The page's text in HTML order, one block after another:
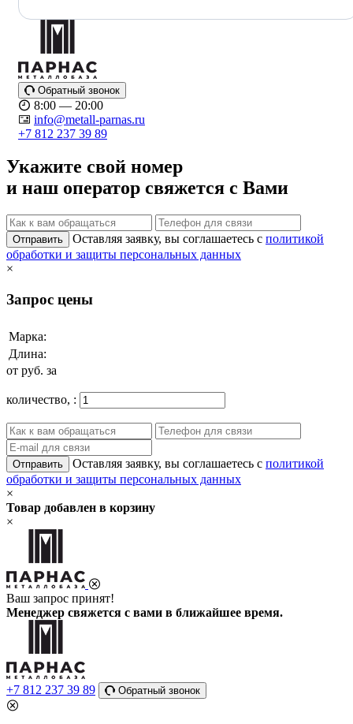
Обратный звонок
8:00 — 20:00
info@metall-parnas.ru
+7 812 237 39 89
Укажите свой номер
и наш оператор свяжется с Вами
Отправить Оставляя заявку, вы соглашаетесь с политикой
обработки и защиты персональных данных
×
Запрос цены
Марка:
Длина:
от руб. за
количество, :
Отправить Оставляя заявку, вы соглашаетесь с политикой
обработки и защиты персональных данных
×
Товар добавлен в корзину
×
Ваш запрос принят!
Менеджер свяжется с вами в ближайшее время.
+7 812 237 39 89 Обратный звонок